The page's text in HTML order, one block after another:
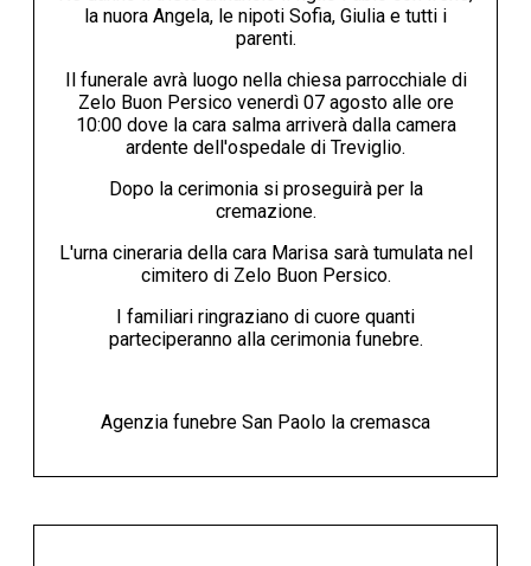
la nuora Angela, le nipoti Sofia, Giulia e tutti i
parenti.
Il funerale avrà luogo nella chiesa parrocchiale di
Zelo Buon Persico venerdì 07 agosto alle ore
10:00 dove la cara salma arriverà dalla camera
ardente dell'ospedale di Treviglio.
Dopo la cerimonia si proseguirà per la
cremazione.
L'urna cineraria della cara Marisa sarà tumulata nel
cimitero di Zelo Buon Persico.
I familiari ringraziano di cuore quanti
parteciperanno alla cerimonia funebre.
Agenzia funebre San Paolo la cremasca